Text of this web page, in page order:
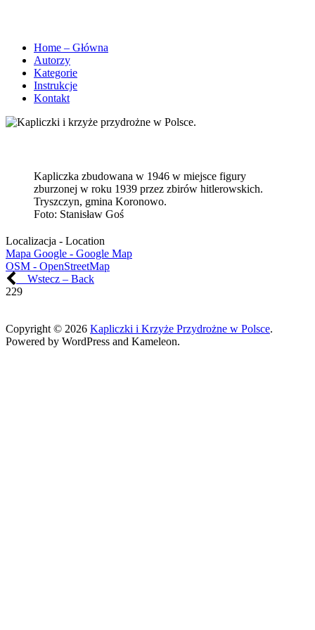
Home – Główna
Autorzy
Kategorie
Instrukcje
Kontakt
Kapliczka zbudowana w 1946 w miejsce figury
zburzonej w roku 1939 przez zbirów hitlerowskich.
Tryszczyn, gmina Koronowo.
Foto: Stanisław Goś
Localizacja - Location
Mapa Google - Google Map
OSM - OpenStreetMap
Wstecz – Back
229
Copyright © 2026 Kapliczki i Krzyże Przydrożne w Polsce.
Powered by WordPress and Kameleon.